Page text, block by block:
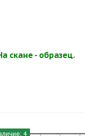
скане - образец.
4